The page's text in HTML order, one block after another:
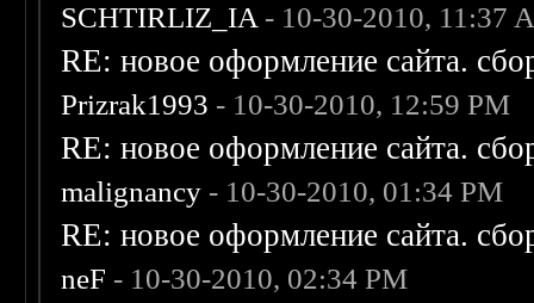
SCHTIRLIZ_IA - 10-30-2010, 11:37
RE: новое оформление сайта.
Prizrak1993 - 10-30-2010, 12:59 PM
RE: новое оформление сайта.
malignancy - 10-30-2010, 01:34 PM
RE: новое оформление сайта.
neF - 10-30-2010, 02:34 PM